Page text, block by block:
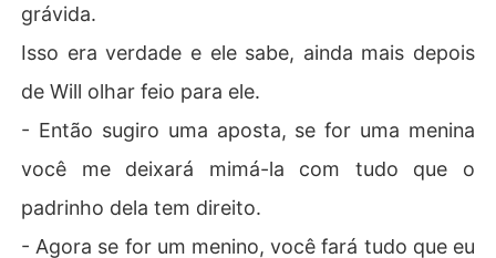
grávida.
Isso era verdade e ele sabe, ainda mais depois
de Will olhar feio para ele.
- Então sugiro uma aposta, se for uma menina
você me deixará mimá-la com tudo que o
padrinho dela tem direito.
- Agora se for um menino, você fará tudo que eu